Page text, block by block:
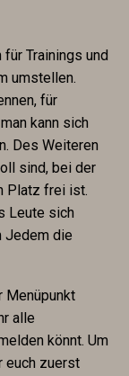
Trainings und
umstellen.
für
kann sich
Des Weiteren
sind, bei der
Platz frei ist.
Leute sich
Jedem die
Menüpunkt
alle
könnt. Um
euch zuerst